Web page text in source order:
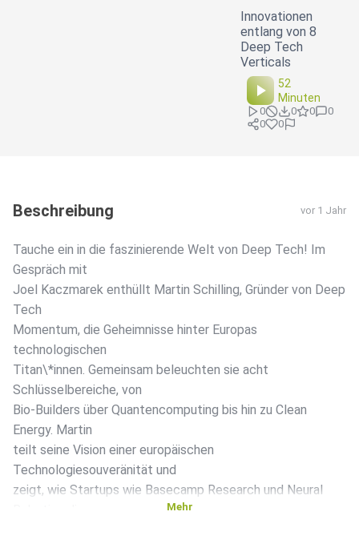
Innovationen
entlang von 8
Deep Tech
Verticals
52
Minuten
0 0 0
0
0
0
Beschreibung vor 1 Jahr
Tauche ein in die faszinierende Welt von Deep Tech! Im
Gespräch mit
Joel Kaczmarek enthüllt Martin Schilling, Gründer von Deep
Tech
Momentum, die Geheimnisse hinter Europas
technologischen
Titan\*innen. Gemeinsam beleuchten sie acht
Schlüsselbereiche, von
Bio-Builders über Quantencomputing bis hin zu Clean
Energy. Martin
teilt seine Vision einer europäischen
Technologiesouveränität und
zeigt, wie Startups wie Basecamp Research und Neural
Mehr